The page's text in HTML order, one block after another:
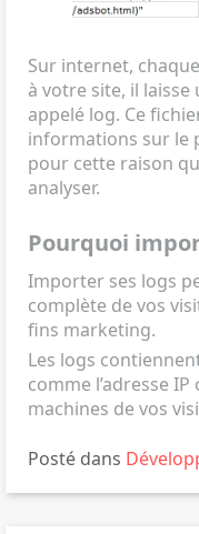
Posté dans
Sur internet,
à votre site, il
appelé log. Ce
informations sur le
pour cette raison
analyser.
Pourquoi
Importer ses logs
complète de vos
fins marketing.
Les logs
comme l’adresse
machines de vos